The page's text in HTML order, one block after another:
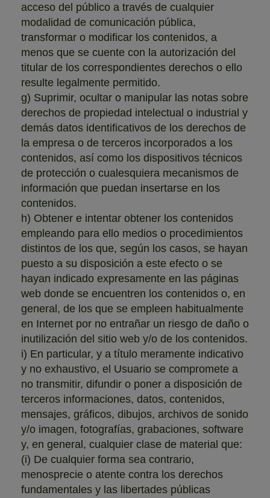
acceso del público a través de cualquier
modalidad de comunicación pública,
transformar o modificar los contenidos, a
menos que se cuente con la autorización del
titular de los correspondientes derechos o ello
resulte legalmente permitido.
g) Suprimir, ocultar o manipular las notas sobre
derechos de propiedad intelectual o industrial y
demás datos identificativos de los derechos de
la empresa o de terceros incorporados a los
contenidos, así como los dispositivos técnicos
de protección o cualesquiera mecanismos de
información que puedan insertarse en los
contenidos.
h) Obtener e intentar obtener los contenidos
empleando para ello medios o procedimientos
distintos de los que, según los casos, se hayan
puesto a su disposición a este efecto o se
hayan indicado expresamente en las páginas
web donde se encuentren los contenidos o, en
general, de los que se empleen habitualmente
en Internet por no entrañar un riesgo de daño o
inutilización del sitio web y/o de los contenidos.
i) En particular, y a título meramente indicativo
y no exhaustivo, el Usuario se compromete a
no transmitir, difundir o poner a disposición de
terceros informaciones, datos, contenidos,
mensajes, gráficos, dibujos, archivos de sonido
y/o imagen, fotografías, grabaciones, software
y, en general, cualquier clase de material que:
(i) De cualquier forma sea contrario,
menosprecie o atente contra los derechos
fundamentales y las libertades públicas